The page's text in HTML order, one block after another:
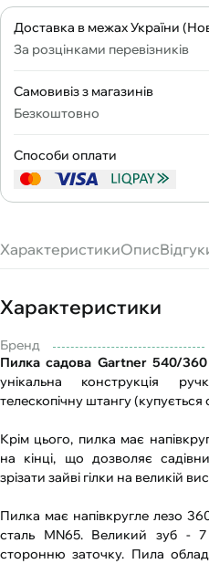
Доставка в межах України
За розцінками перевізників
Самовивіз з магазинів
Безкоштовно
Способи оплати
ХарактеристикиОпис
Характеристики
Бренд
Пилка садова Gartner 540/
унікальна конструкція
телескопічну штангу
Крім цього, пилка має
на кінці, що дозволяє
зрізати зайві гілки на великій
Пилка має напівкругле лезо
сталь МN65. Великий зуб -
сторонню заточку. Пила